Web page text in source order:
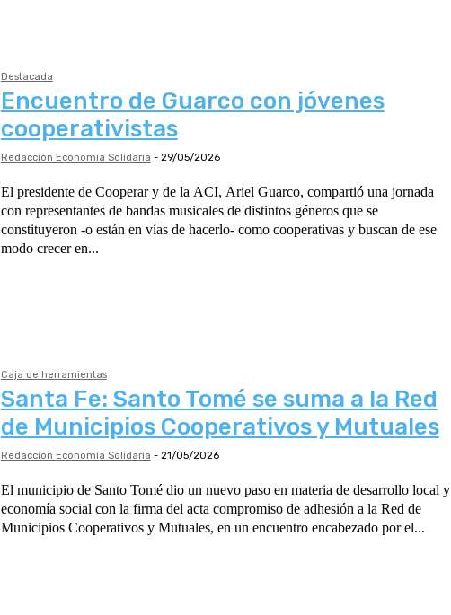
Destacada
Encuentro de Guarco con jóvenes
cooperativistas
Redacción Economía Solidaria - 29/05/2026
El presidente de Cooperar y de la ACI, Ariel Guarco, compartió una jornada
con representantes de bandas musicales de distintos géneros que se
constituyeron -o están en vías de hacerlo- como cooperativas y buscan de ese
modo crecer en...
Caja de herramientas
Santa Fe: Santo Tomé se suma a la Red
de Municipios Cooperativos y Mutuales
Redacción Economía Solidaria - 21/05/2026
El municipio de Santo Tomé dio un nuevo paso en materia de desarrollo local y
economía social con la firma del acta compromiso de adhesión a la Red de
Municipios Cooperativos y Mutuales, en un encuentro encabezado por el...